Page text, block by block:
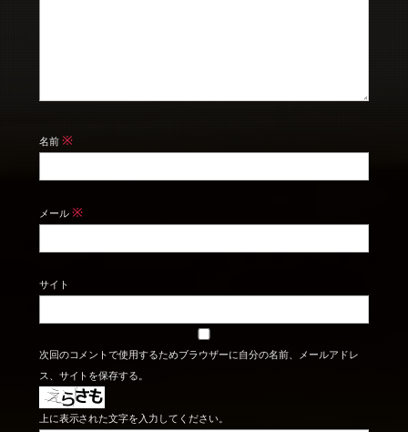
名前 ※
メール ※
サイト
次回のコメントで使用するためブラウザーに自分の名前、メールアドレ
ス、サイトを保存する。
上に表示された文字を入力してください。